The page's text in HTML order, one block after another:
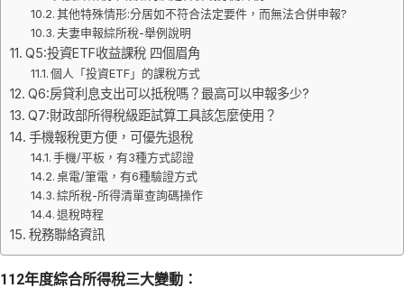
其他特殊情形:分居如不符合法定要件，而無法合併申報?
夫妻申報綜所稅-舉例說明
Q5:投資ETF收益課稅 四個眉角
個人「投資ETF」的課稅方式
Q6:房貸利息支出可以抵稅嗎？最高可以申報多少?
Q7:財政部所得稅級距試算工具該怎麼使用？
手機報稅更方便，可優先退稅
手機/平板，有3種方式認證
桌電/筆電，有6種驗證方式
綜所稅-所得清單查詢碼操作
退稅時程
稅務聯絡資訊
112年度綜合所得稅三大變動：